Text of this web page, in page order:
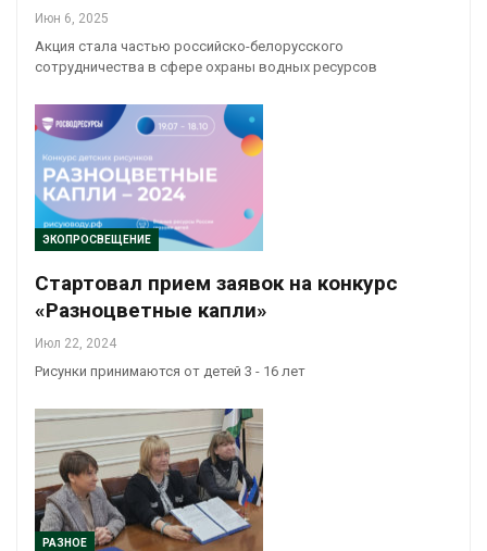
Июн 6, 2025
Акция стала частью российско-белорусского
сотрудничества в сфере охраны водных ресурсов
ЭКОПРОСВЕЩЕНИЕ
Стартовал прием заявок на конкурс
«Разноцветные капли»
Июл 22, 2024
Рисунки принимаются от детей 3 - 16 лет
РАЗНОЕ